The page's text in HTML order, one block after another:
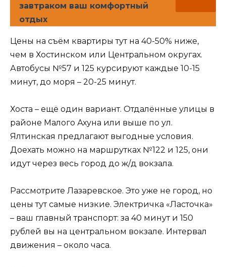
завтраком ваш комфортный
отдых
Цены на съём квартиры тут на 40-50% ниже,
чем в Хостинском или Центральном округах.
Автобусы №57 и 125 курсируют каждые 10-15
минут, до моря – 20-25 минут.
Хоста – ещё один вариант. Отдалённые улицы в
районе Малого Ахуна или выше по ул.
Ялтинская предлагают выгодные условия.
Доехать можно на маршрутках №122 и 125, они
идут через весь город до ж/д вокзала.
Рассмотрите Лазаревское. Это уже не город, но
цены тут самые низкие. Электричка «Ласточка»
– ваш главный транспорт: за 40 минут и 150
рублей вы на центральном вокзале. Интервал
движения – около часа.